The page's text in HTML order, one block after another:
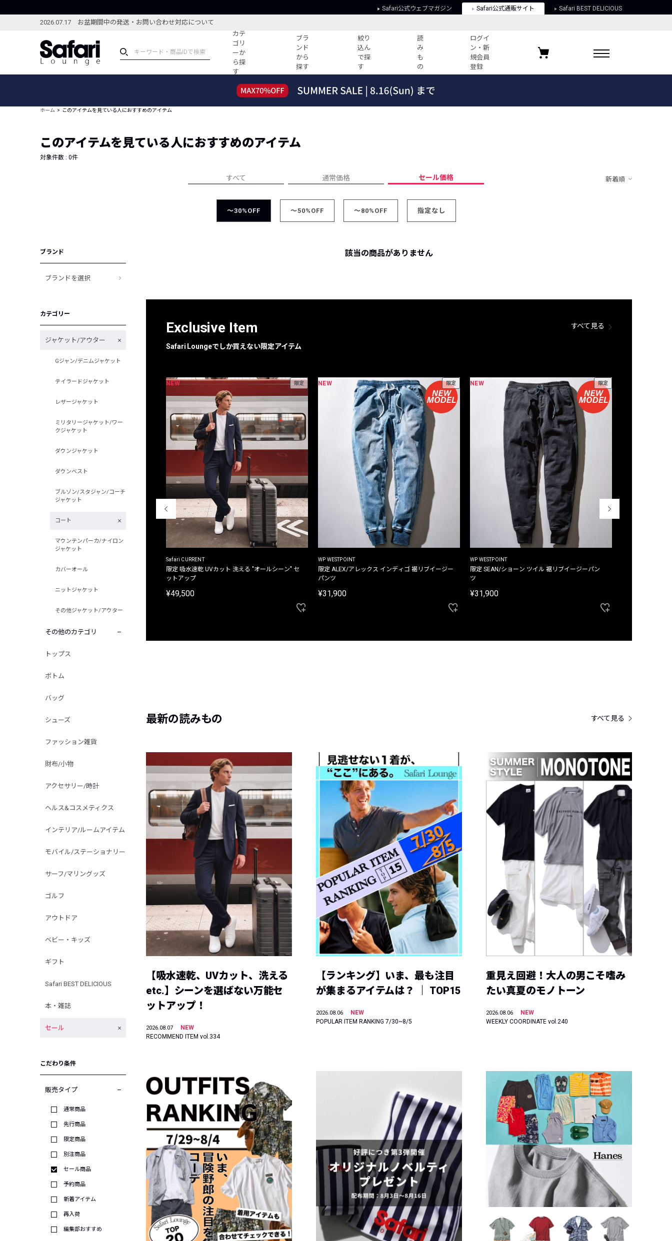
Safari公式ウェブマガジン Safari公式通販サイト Safari BEST DELICIOUS
2026.07.17 お盆期間中の発送・お問い合わせ対応について
カテ
ゴリ
ーか
ら探
す
ブラ
ンド
から
探す
絞り
込ん
で探
す
読
み
も
の
ログイ
ン・新
規会員
登録
ブランドから探す
新着アイテム
編集部のおすすめアイテム
特集記事
コーディネート
すべての記事
ーデ紹介
人気記事ランキング
ウィークリーコーデ
プライバシーポリシー
お気に入りブランド
ホーム このアイテムを見ている人におすすめのアイテム
このアイテムを見ている人におすすめのアイテム
対象件数 : 0件
すべて 通常価格 セール価格 新着順
～30%OFF ～50%OFF ～80%OFF 指定なし
ブランド
ブランドを選択
カテゴリー
ジャケット/アウター
Gジャン/デニムジャケット
テイラードジャケット
レザージャケット
ミリタリージャケット/ワー
クジャケット
ダウンジャケット
ダウンベスト
ブルゾン/スタジャン/コーチ
ジャケット
コート
マウンテンパーカ/ナイロン
ジャケット
カバーオール
ニットジャケット
その他ジャケット/アウター
その他のカテゴリ
トップス
ボトム
バッグ
シューズ
ファッション雑貨
財布/小物
アクセサリー/時計
ヘルス&コスメティクス
インテリア/ルームアイテム
モバイル/ステーショナリー
サーフ/マリングッズ
ゴルフ
アウトドア
ベビー・キッズ
ギフト
Safari BEST DELICIOUS
本・雑誌
セール
こだわり条件
販売タイプ
通常商品
先行商品
限定商品
別注商品
セール商品
予約商品
新着アイテム
再入荷
編集部おすすめ
該当の商品がありません
Exclusive Item
Safari Loungeでしか買えない限定アイテム
すべて見る
別注限定 フード付き チェックシャツジャケット
NEW 限定
Safari CURRENT
限定 吸水速乾 UVカット 洗える "オールシーン" セ
ットアップ
¥49,500
NEW 限定
WP WESTPOINT
限定 ALEX/アレックス インディゴ 裾リブイージー
パンツ
¥31,900
NEW 限定
WP WESTPOINT
限定 SEAN/ショーン ツイル 裾リブイージーパン
ツ
¥31,900
最新の読みもの すべて見る
【吸水速乾、UVカット、洗える
etc.】シーンを選ばない万能セ
ットアップ！
2026.08.07
NEW
RECOMMEND ITEM vol.334
【ランキング】いま、最も注目
が集まるアイテムは？ ｜ TOP15
2026.08.06
NEW
POPULAR ITEM RANKING 7/30~8/5
重見え回避！大人の男こそ嗜み
たい真夏のモノトーン
2026.08.06
NEW
WEEKLY COORDINATE vol.240